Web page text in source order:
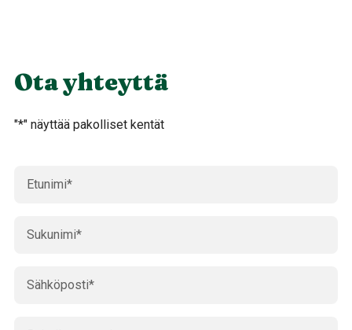
Ota yhteyttä
"*" näyttää pakolliset kentät